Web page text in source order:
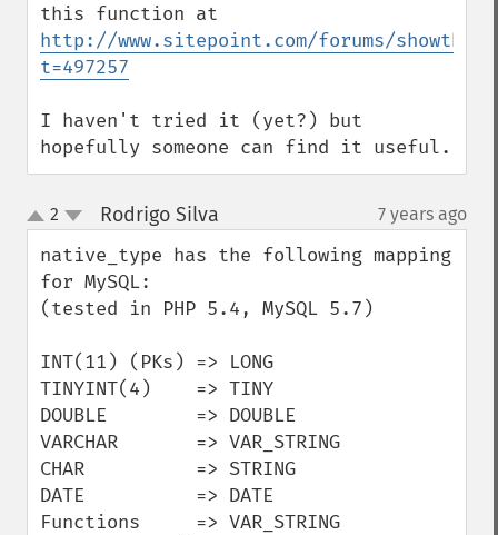
http://www.sitepoint.com/forums/
t=497257
I haven't tried it (yet?) but
hopefully someone can find it useful.
up
down
2 Rodrigo Silva 7 years ago
native_type has the following mapping
for MySQL:
(tested in PHP 5.4, MySQL 5.7)
INT(11) (PKs) => LONG
TINYINT(4)    => TINY
DOUBLE        => DOUBLE
VARCHAR       => VAR_STRING
CHAR          => STRING
DATE          => DATE
Functions     => VAR_STRING